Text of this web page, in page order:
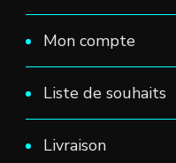
Mon compte
Liste de souhaits
Livraison